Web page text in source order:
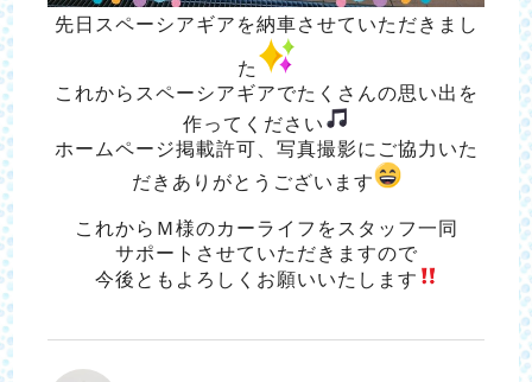
先日スペーシアギアを納車させていただきまし
た
これからスペーシアギアでたくさんの思い出を
作ってください
ホームページ掲載許可、写真撮影にご協力いた
だきありがとうございます
これからＭ様のカーライフをスタッフ一同
サポートさせていただきますので
今後ともよろしくお願いいたします